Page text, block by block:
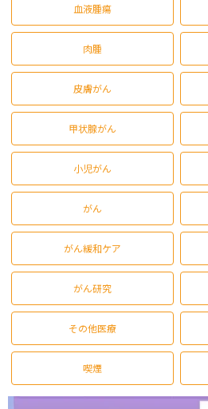
血液腫瘍
肉腫
皮膚がん
甲状腺がん
小児がん
がん
がん緩和ケア
がん研究
その他医療
喫煙